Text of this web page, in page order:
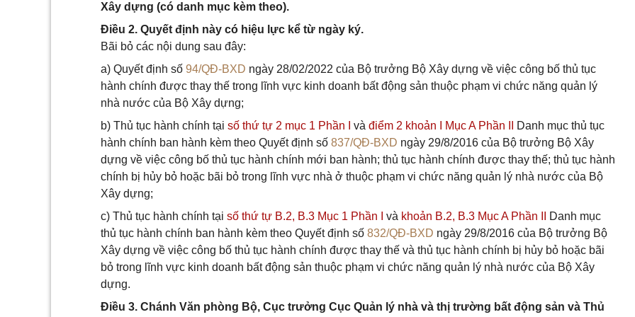
Xây dựng (có danh mục kèm theo).
Điều 2. Quyết định này có hiệu lực kể từ ngày ký.
Bãi bỏ các nội dung sau đây:
a) Quyết định số 94/QĐ-BXD ngày 28/02/2022 của Bộ trưởng Bộ Xây dựng về việc công bố thủ tục
hành chính được thay thế trong lĩnh vực kinh doanh bất động sản thuộc phạm vi chức năng quản lý
nhà nước của Bộ Xây dựng;
b) Thủ tục hành chính tại số thứ tự 2 mục 1 Phần I và điểm 2 khoản I Mục A Phần II
Danh mục thủ tục
hành chính ban hành kèm theo Quyết định số 837/QĐ-BXD ngày 29/8/2016 của Bộ trưởng Bộ Xây
dựng về việc công bố thủ tục hành chính mới ban hành; thủ tục hành chính được thay thế; thủ tục hành
chính bị hủy bỏ hoặc bãi bỏ trong lĩnh vực nhà ở thuộc phạm vi chức năng quản lý nhà nước của Bộ
Xây dựng;
c) Thủ tục hành chính tại số thứ tự B.2, B.3 Mục 1 Phần I và khoản B.2, B.3 Mục A Phần II
Danh mục
thủ tục hành chính ban hành kèm theo Quyết định số 832/QĐ-BXD ngày 29/8/2016 của Bộ trưởng Bộ
Xây dựng về việc công bố thủ tục hành chính được thay thế và thủ tục hành chính bị hủy bỏ hoặc bãi
bỏ trong lĩnh vực kinh doanh bất động sản thuộc phạm vi chức năng quản lý nhà nước của Bộ Xây
dựng.
Điều 3. Chánh Văn phòng Bộ, Cục trưởng Cục Quản lý nhà và thị trường bất động sản và Thủ